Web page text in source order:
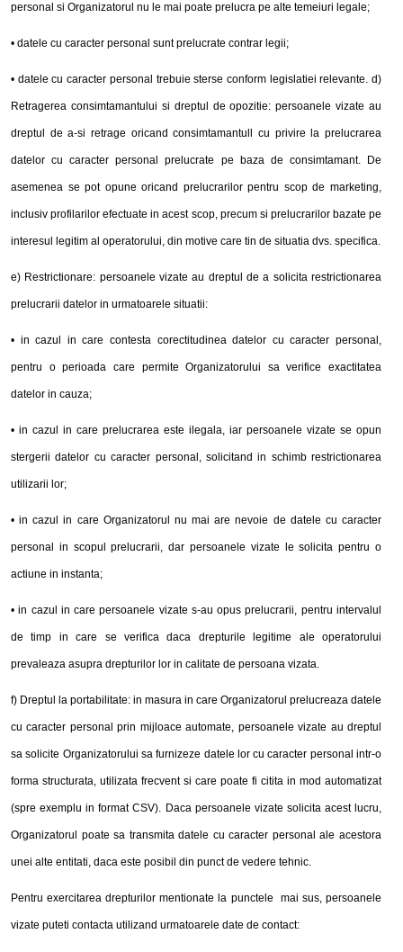
personal si Organizatorul nu le mai poate prelucra pe alte temeiuri legale;
• datele cu caracter personal sunt prelucrate contrar legii;
• datele cu caracter personal trebuie sterse conform legislatiei relevante. d)
Retragerea consimtamantului si dreptul de opozitie: persoanele vizate au
dreptul de a-si retrage oricand consimtamantull cu privire la prelucrarea
datelor cu caracter personal prelucrate pe baza de consimtamant. De
asemenea se pot opune oricand prelucrarilor pentru scop de marketing,
inclusiv profilarilor efectuate in acest scop, precum si prelucrarilor bazate pe
interesul legitim al operatorului, din motive care tin de situatia dvs. specifica.
e) Restrictionare: persoanele vizate au dreptul de a solicita restrictionarea
prelucrarii datelor in urmatoarele situatii:
• in cazul in care contesta corectitudinea datelor cu caracter personal,
pentru o perioada care permite Organizatorului sa verifice exactitatea
datelor in cauza;
• in cazul in care prelucrarea este ilegala, iar persoanele vizate se opun
stergerii datelor cu caracter personal, solicitand in schimb restrictionarea
utilizarii lor;
• in cazul in care Organizatorul nu mai are nevoie de datele cu caracter
personal in scopul prelucrarii, dar persoanele vizate le solicita pentru o
actiune in instanta;
• in cazul in care persoanele vizate s-au opus prelucrarii, pentru intervalul
de timp in care se verifica daca drepturile legitime ale operatorului
prevaleaza asupra drepturilor lor in calitate de persoana vizata.
f) Dreptul la portabilitate: in masura in care Organizatorul prelucreaza datele
cu caracter personal prin mijloace automate, persoanele vizate au dreptul
sa solicite Organizatorului sa furnizeze datele lor cu caracter personal intr-o
forma structurata, utilizata frecvent si care poate fi citita in mod automatizat
(spre exemplu in format CSV). Daca persoanele vizate solicita acest lucru,
Organizatorul poate sa transmita datele cu caracter personal ale acestora
unei alte entitati, daca este posibil din punct de vedere tehnic.
Pentru exercitarea drepturilor mentionate la punctele mai sus, persoanele
vizate puteti contacta utilizand urmatoarele date de contact: